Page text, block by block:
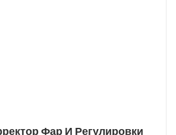
Фар И Регулировки